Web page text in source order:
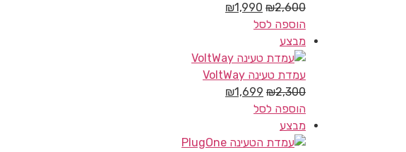
₪2,600
₪1,990
הוספה לסל
מבצע
עמדת טעינה VoltWay
₪2,300
₪1,699
הוספה לסל
מבצע